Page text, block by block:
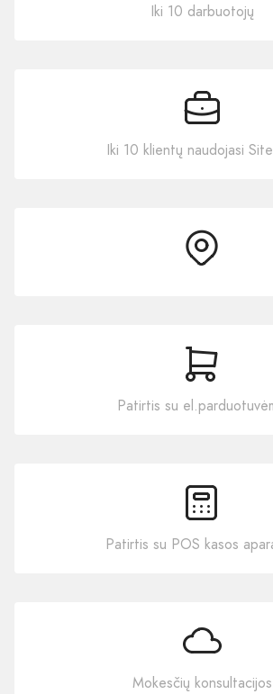
Iki 10 darbuotojų
Iki 10 klientų naudojasi
Patirtis su
Patirtis su POS kasos
Mokesčių konsultacijos